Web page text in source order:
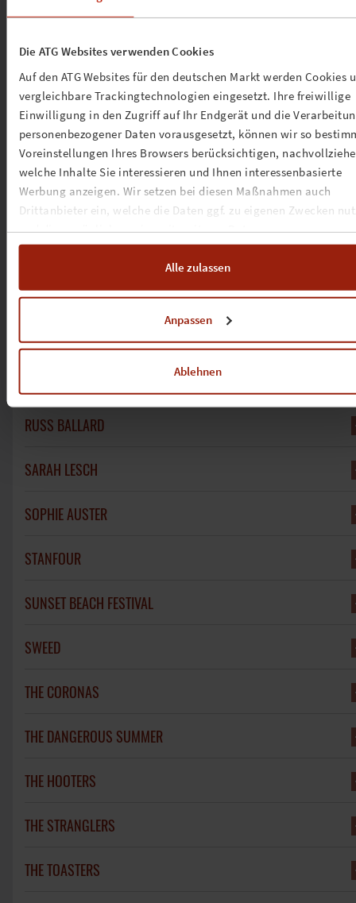
Die ATG Websites verwenden Cookies
Auf den ATG Websites für den deutschen Markt werden Cookies
vergleichbare Trackingtechnologien eingesetzt. Ihre freiwillige
Einwilligung in den Zugriff auf Ihr Endgerät und die
personenbezogener Daten vorausgesetzt, können wir so
Voreinstellungen Ihres Browsers berücksichtigen,
welche Inhalte Sie interessieren und Ihnen interessenbasierte
Werbung anzeigen. Wir setzen bei diesen Maßnahmen auch
Drittanbieter ein, welche die Daten ggf. zu eigenen Zwecken
und diese möglicherweise mit weiteren Daten zusammen
führen. Weitere Informationen, insbesondere zur Speicherdauer,
Cookie-Erklärungsowie zur Verarbeitung,
insbesondere zu Ihren Widerrufsmöglichkeiten und weiteren
Alle zulassen
Anpassen
Ablehnen
PLÀSI
PUBLIC IMAGE LTD
PUNK ROCK FACTORY
QUATSCH COMEDY CLUB
QUEENZ OF PIANO
RIKU RAJAMAA
RISING INSANE
ROACHFORD
RUSS BALLARD
SARAH LESCH
SOPHIE AUSTER
STANFOUR
SUNSET BEACH FESTIVAL
SWEED
THE CORONAS
THE DANGEROUS SUMMER
THE HOOTERS
THE STRANGLERS
THE TOASTERS